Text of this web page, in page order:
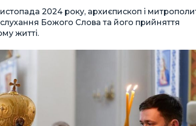
2024 року, архиєпископ і
слухання Божого Слова та його прийняття
житті.